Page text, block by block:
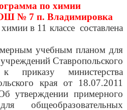
по химии
№ 7 п. Владимировка
в 11 классе составлена
учебным планом для
Ставропольского
приказу министерства
края от 18.07.2011
примерного
общеобразовательных